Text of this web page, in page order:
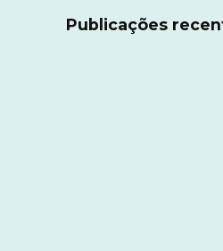
Publicações